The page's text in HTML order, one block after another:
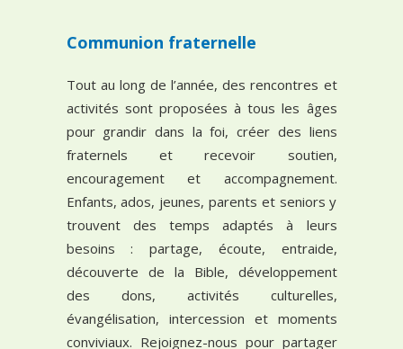
Communion fraternelle
Tout au long de l’année, des rencontres et
activités sont proposées à tous les âges
pour grandir dans la foi, créer des liens
fraternels et recevoir soutien,
encouragement et accompagnement.
Enfants, ados, jeunes, parents et seniors y
trouvent des temps adaptés à leurs
besoins : partage, écoute, entraide,
découverte de la Bible, développement
des dons, activités culturelles,
évangélisation, intercession et moments
conviviaux. Rejoignez-nous pour partager